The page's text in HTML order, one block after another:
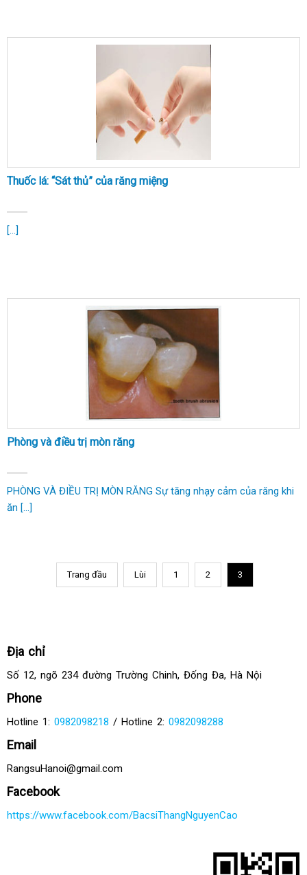
Thuốc lá: “Sát thủ” của răng miệng
[...]
Phòng và điều trị mòn răng
PHÒNG VÀ ĐIỀU TRỊ MÒN RĂNG Sự tăng nhạy cảm của răng khi
ăn [...]
Trang đầu Lùi 1 2 3
Địa chỉ
Số 12, ngõ 234 đường Trường Chinh, Đống Đa, Hà Nội
Phone
Hotline 1: 0982098218 / Hotline 2: 0982098288
Email
RangsuHanoi@gmail.com
Facebook
https://www.facebook.com/BacsiThangNguyenCao